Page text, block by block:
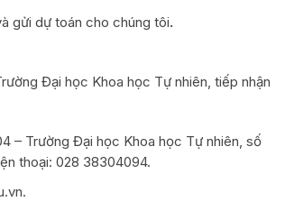
gửi dự toán cho chúng tôi.
Đại học Khoa học Tự nhiên, tiếp nhận
– Trường Đại học Khoa học Tự nhiên, số
thoại: 028 38304094.